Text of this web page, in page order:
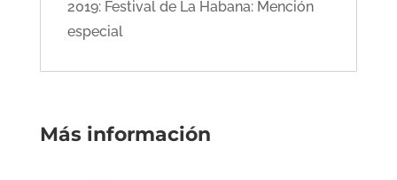
2019: Festival de La Habana: Mención
especial
Más información